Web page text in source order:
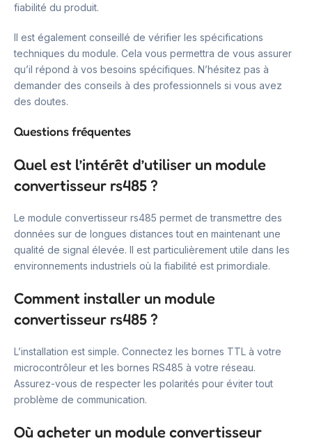
fiabilité du produit.
Il est également conseillé de vérifier les spécifications
techniques du module. Cela vous permettra de vous assurer
qu’il répond à vos besoins spécifiques. N’hésitez pas à
demander des conseils à des professionnels si vous avez
des doutes.
Questions fréquentes
Quel est l’intérêt d’utiliser un module
convertisseur rs485 ?
Le module convertisseur rs485 permet de transmettre des
données sur de longues distances tout en maintenant une
qualité de signal élevée. Il est particulièrement utile dans les
environnements industriels où la fiabilité est primordiale.
Comment installer un module
convertisseur rs485 ?
L’installation est simple. Connectez les bornes TTL à votre
microcontrôleur et les bornes RS485 à votre réseau.
Assurez-vous de respecter les polarités pour éviter tout
problème de communication.
Où acheter un module convertisseur